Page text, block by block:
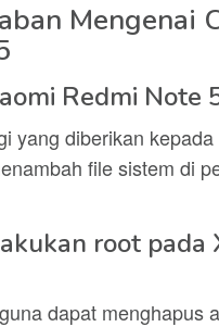
Mengenai
Redmi Note
yang diberikan
file sistem di
root pada
dapat menghapus